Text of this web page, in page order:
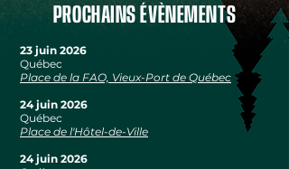
PROCHAINS ÉVÈNEMENTS
23 juin 2026
Québec
Place de la FAO, Vieux-Port de Québec
24 juin 2026
Québec
Place de l'Hôtel-de-Ville
24 juin 2026